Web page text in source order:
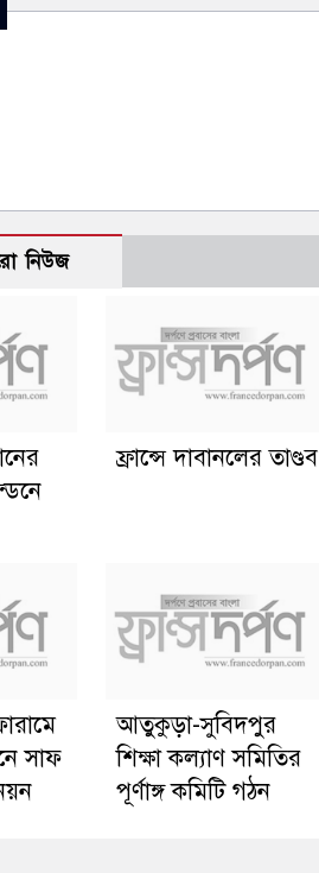
নিউজ
ফ্রান্সে দাবানলের তাণ্ডব
সাফ
আতুকুড়া-সুবিদপুর
শিক্ষা কল্যাণ সমিতির
পূর্ণাঙ্গ কমিটি গঠন